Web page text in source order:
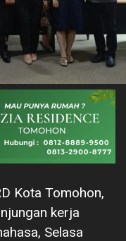
Kota Tomohon,
kerja
Selasa